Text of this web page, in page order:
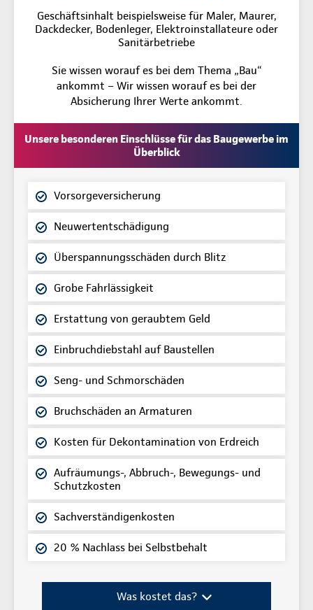
Geschäftsinhalt beispielsweise für Maler, Maurer,
Dackdecker, Bodenleger, Elektroinstallateure oder
Sanitärbetriebe
Sie wissen worauf es bei dem Thema „Bau“
ankommt – Wir wissen worauf es bei der
Absicherung Ihrer Werte ankommt.
Unsere besonderen Einschlüsse für das Baugewerbe im
Überblick
Vorsorgeversicherung
Neuwertentschädigung
Überspannungsschäden durch Blitz
Grobe Fahrlässigkeit
Erstattung von geraubtem Geld
Einbruchdiebstahl auf Baustellen
Seng- und Schmorschäden
Bruchschäden an Armaturen
Kosten für Dekontamination von Erdreich
Aufräumungs-, Abbruch-, Bewegungs- und
Schutzkosten
Sachverständigenkosten
20 % Nachlass bei Selbstbehalt
Was kostet das?